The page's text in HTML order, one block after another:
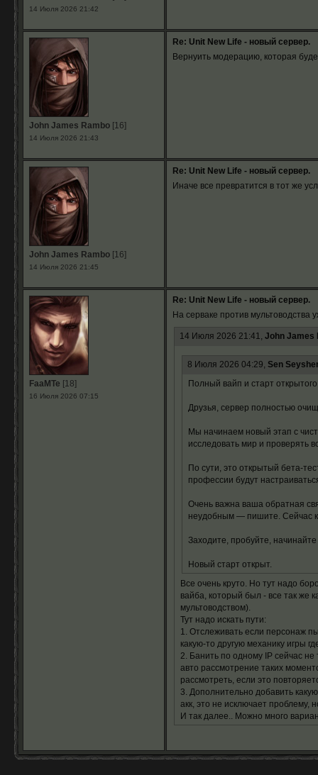
14 Июля 2026 21:42
John James Rambo[16]
14 Июля 2026 21:43
Re: Unit New Life - новый сервер.
Вернуить модерацию, которая
John James Rambo[16]
14 Июля 2026 21:45
Re: Unit New Life - новый сервер.
Иначе все превратится в тот же
FaaMTe [18]
16 Июля 2026 07:15
Re: Unit New Life - новый сервер.
На серваке против мультоводства
14 Июля 2026 21:41, John James
8 Июля 2026 04:29, Sen
Полный вайп и старт
Друзья, сервер полностью
Мы начинаем новый этап с
исследовать мир и проверять
По сути, это открытый бета-
профессии будут
Очень важна ваша обратная
неудобным — пишите. Сейчас
Заходите, пробуйте,
Новый старт открыт.
Все очень круто. Но тут надо
вайба, который был - все так же
мультоводством).
Тут надо искать пути:
1. Отслеживать если персонаж
какую-то другую механику игры
2. Банить по одному IP сейчас не
авто рассмотрение таких
рассмотреть, если это
3. Дополнительно добавить
акк, это не исключает проблему,
И так далее.. Можно много